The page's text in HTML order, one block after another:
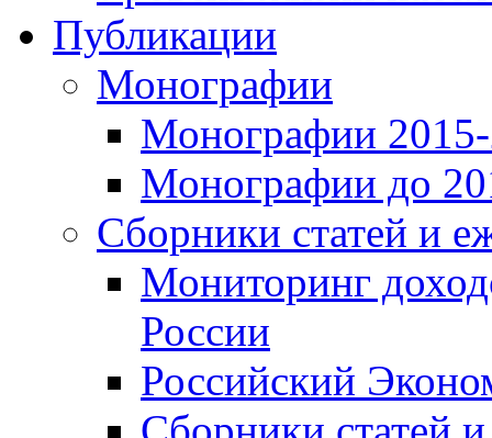
Публикации
Монографии
Монографии 2015-
Монографии до
Сборники статей и
Мониторинг
России
Российский